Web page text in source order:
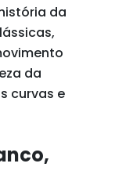
da
da
curvas e